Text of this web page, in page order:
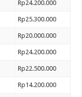
Rp24.200.000
Rp25.300.000
Rp20.000.000
Rp24.200.000
Rp22.500.000
Rp14.200.000